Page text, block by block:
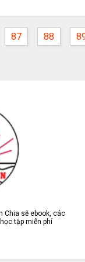
87 88
Chia sẽ ebook, các
tập miễn phí